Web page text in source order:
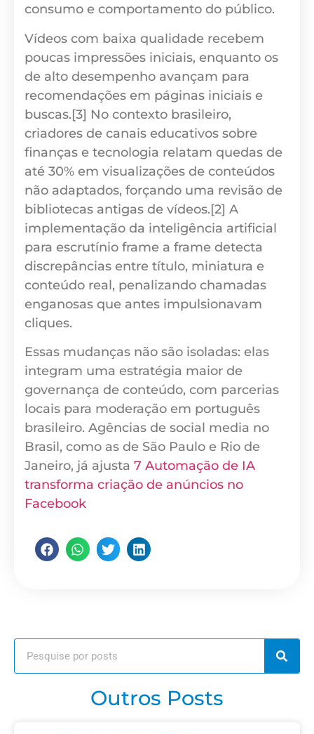
consumo e comportamento do público.
Vídeos com baixa qualidade recebem
poucas impressões iniciais, enquanto os
de alto desempenho avançam para
recomendações em páginas iniciais e
buscas.[3] No contexto brasileiro,
criadores de canais educativos sobre
finanças e tecnologia relatam quedas de
até 30% em visualizações de conteúdos
não adaptados, forçando uma revisão de
bibliotecas antigas de vídeos.[2] A
implementação da inteligência artificial
para escrutínio frame a frame detecta
discrepâncias entre título, miniatura e
conteúdo real, penalizando chamadas
enganosas que antes impulsionavam
cliques.
Essas mudanças não são isoladas: elas
integram uma estratégia maior de
governança de conteúdo, com parcerias
locais para moderação em português
brasileiro. Agências de social media no
Brasil, como as de São Paulo e Rio de
Janeiro, já ajusta 7 Automação de IA
transforma criação de anúncios no
Facebook
Outros Posts